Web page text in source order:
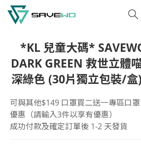
*KL 兒童大碼*
DARK GREEN 救世立體
深綠色 (30片獨立包裝/
可與其他$149 口罩買二送一專區口
優惠（請輸入3件以享有優惠）
成功付款及確定訂單後 1-2 天發貨